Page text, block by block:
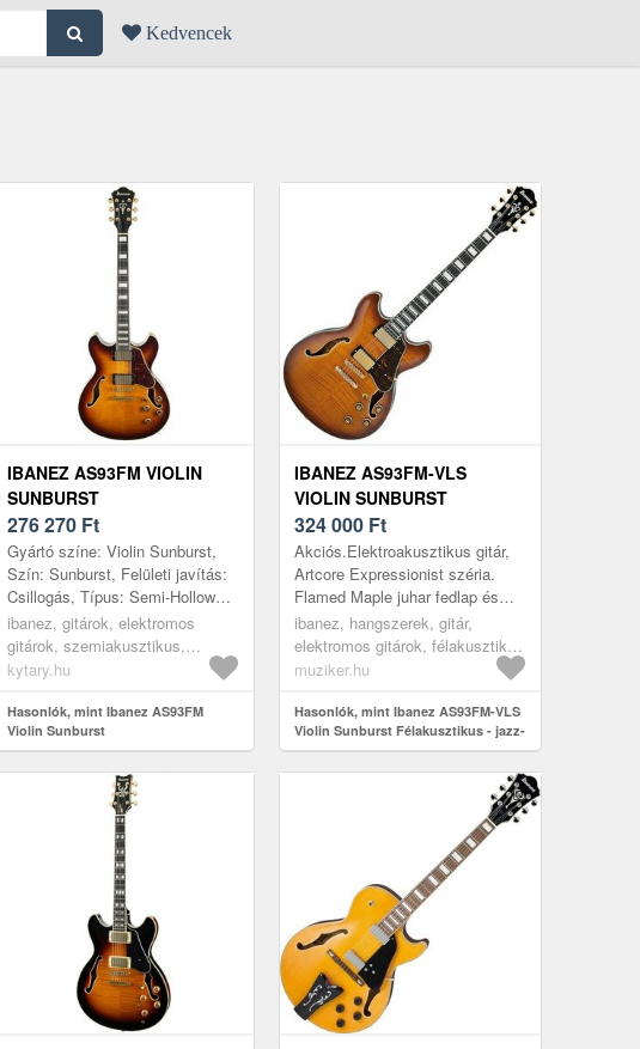
Kedvencek
IBANEZ AS93FM VIOLIN
SUNBURST
276 270 Ft
Gyártó színe: Violin Sunburst,
Szín: Sunburst, Felületi javítás:
Csillogás, Típus: Semi-Hollow
Body, Első lap: Juharfa, Hátsó
lap: Juharfa, Kávák: ...
ibanez, gitárok, elektromos
gitárok, szemiakusztikus,
félakusztikus jazz
kytary.hu
Hasonlók, mint Ibanez AS93FM
Violin Sunburst
IBANEZ AS93FM-VLS
VIOLIN SUNBURST
FÉLAKUSZTIKUS - JAZZ-
GITÁR
324 000 Ft
Akciós.Elektroakusztikus gitár,
Artcore Expressionist széria.
Flamed Maple juhar fedlap és
test, Expressionist AS mahagóni
/ juhar nyak, menzúra 628mm,
éb...
ibanez, hangszerek, gitár,
elektromos gitárok, félakusztikus
és jazz-gitárok, burst
muziker.hu
Hasonlók, mint Ibanez AS93FM-VLS
Violin Sunburst Félakusztikus - jazz-
gitár